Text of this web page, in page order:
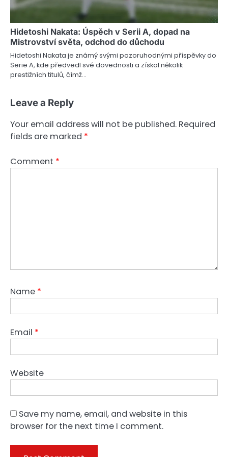
Hidetoshi Nakata: Úspěch v Serii A, dopad na
Mistrovství světa, odchod do důchodu
Hidetoshi Nakata je známý svými pozoruhodnými příspěvky do
Serie A, kde předvedl své dovednosti a získal několik
prestižních titulů, čímž…
Leave a Reply
Your email address will not be published. Required
fields are marked *
Comment *
Name *
Email *
Website
Save my name, email, and website in this
browser for the next time I comment.